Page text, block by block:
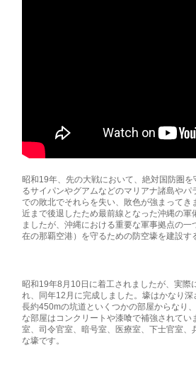
昭和19年、先の大戦において、絶対国防圏
るサイパンやグアムなどのマリアナ諸島やパ
での敗北でそれらを失い、敗色が強まってき
近まで後退したため最前線となった沖縄の軍
ましたが、沖縄における重要な軍事拠点の一
在の那覇空港）を守るための防空壕を建設す
昭和19年8月10日に着工されましたが、実際
れ、同年12月に完成しました。壕はかなり
長約450mの坑道といくつかの部屋からなり
な部屋はコンクリートや漆喰で補強されてい
室、司令官室、暗号室、医療室、下士官室、
な壕です。